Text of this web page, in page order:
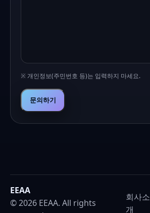
※ 개인정보(주민번호 등)는 입력하지 마세요.
문의하기
EEAA
© 2026 EEAA. All rights
회사소
개